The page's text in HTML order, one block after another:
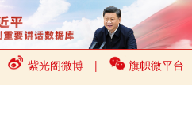
紫光阁微博 | 旗帜微平台